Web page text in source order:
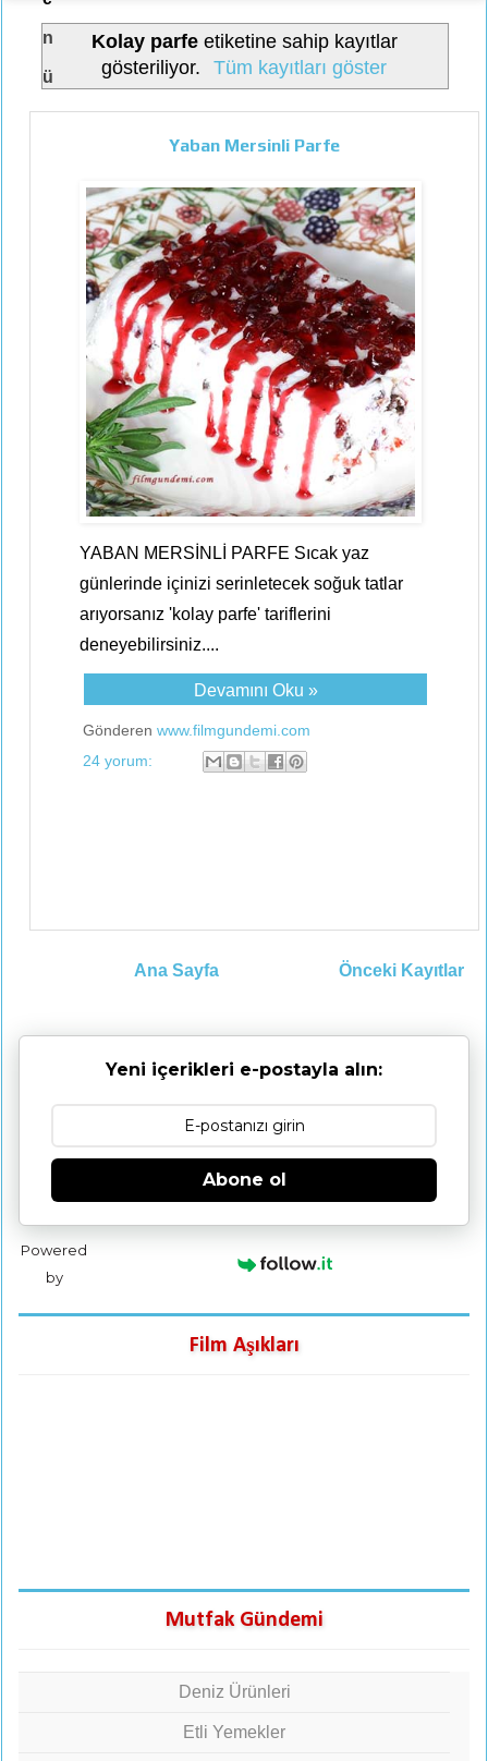
n
ü
Kolay parfeetiketine sahip kayıtlar
gösteriliyor.
Tüm kayıtları göster
Yaban Mersinli Parfe
YABAN MERSİNLİ PARFE Sıcak yaz
günlerinde içinizi serinletecek soğuk tatlar
arıyorsanız 'kolay parfe' tariflerini
deneyebilirsiniz....
Devamını Oku »
Gönderen www.filmgundemi.com
24 yorum:
Önceki Kayıtlar
Ana Sayfa
Yeni içerikleri e-postayla alın:
Abone ol
Powered
by
Film Aşıkları
Mutfak Gündemi
Deniz Ürünleri
Etli Yemekler